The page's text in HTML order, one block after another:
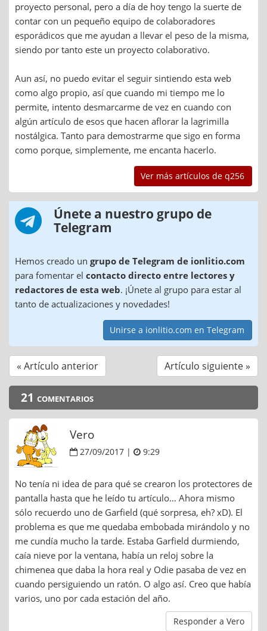
proyecto personal, pero a día de hoy tengo la suerte de
contar con un pequeño equipo de colaboradores
esporádicos que me ayudan a llevar el peso de la misma,
siendo por tanto este un proyecto colaborativo.
Aun así, no puedo evitar el seguir sintiendo esta web
como algo propio, así que cuando mi tiempo me lo
permite, intento desmarcarme de vez en cuando con
algún artículo de esos que hacen aflorar la lagrimilla
nostálgica. Tanto para demostrarme que sigo en forma
como porque, simplemente, me encanta hacerlo.
Ver más artículos de q256
Únete a nuestro grupo de
Telegram
Hemos creado un grupo de Telegram de ionlitio.com
para fomentar el contacto directo entre lectores y
redactores de esta web. ¡Únete al grupo para estar al
tanto de actualizaciones y novedades!
Unirse a ionlitio.com en Telegram
« Artículo anterior Artículo siguiente »
21 comentarios
Vero
27/09/2017 | 9:29
No tenía ni idea de para qué se crearon los protectores de
pantalla hasta que he leído tu artículo… Ahora mismo
sólo recuerdo uno de Garfield (qué sorpresa, eh? xD). El
problema es que me quedaba embobada mirándolo y no
me cundía mucho la tarde. Estaba Garfield durmiendo,
caía nieve por la ventana, había un reloj sobre la
chimenea que daba la hora real y Odie pasaba de vez en
cuando persiguiendo un ratón. O algo así. Creo que había
varios, uno por cada estación del año.
Responder a Vero